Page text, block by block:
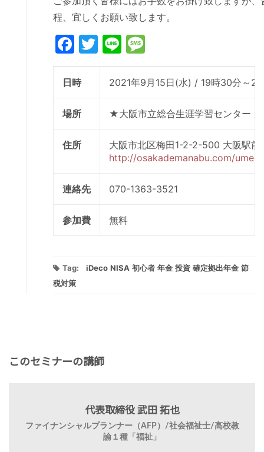
程、宜しくお願い致します。
Facebook
Twitter
Line
日時 2021年9月15日(水) / 19時30分～
場所 ★大阪市立総合生涯学習センター
住所
大阪市北区梅田1-2-2-500 大阪駅前
http://osakademanabu.com/
連絡先 070-1363-3521
参加費 無料
Tag: iDeco NISA 初心者 年金 投資 確定拠出年金 節
税対策
このセミナーの講師
代表取締役 武田 拓也
ファイナンシャルプランナー（AFP）/社会福祉士/高校教
諭１種「福祉」